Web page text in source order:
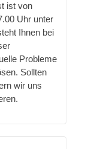
ist von
Uhr unter
Ihnen bei
Probleme
Sollten
wir uns